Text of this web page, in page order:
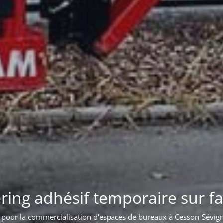
lumineuse sur
Pose d'une enseigne sur l'acrotère d'un bâtiment à Bordeaux